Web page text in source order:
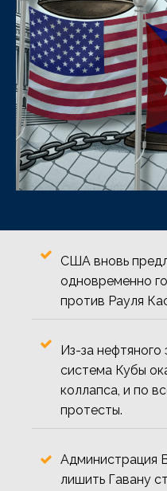
США вновь
одновременно
против Рауля
Из-за нефтяного
система Кубы
коллапса, и по
протесты.
Администрация
лишить Гавану